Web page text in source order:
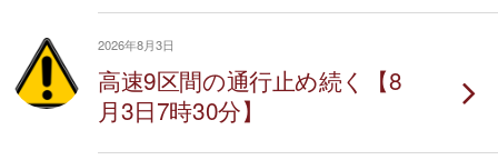
2026年8月3日
高速9区間の通行止め続く【8
月3日7時30分】